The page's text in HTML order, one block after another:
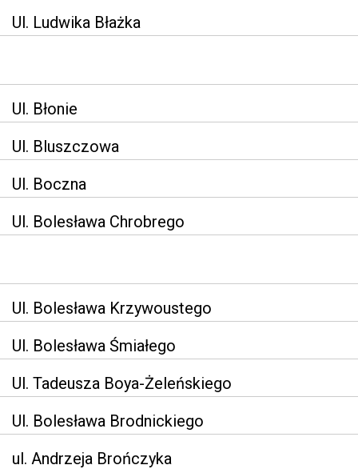
Ul. Ludwika Błażka
Ul. Błonie
Ul. Bluszczowa
Ul. Boczna
Ul. Bolesława Chrobrego
Ul. Bolesława Krzywoustego
Ul. Bolesława Śmiałego
Ul. Tadeusza Boya-Żeleńskiego
Ul. Bolesława Brodnickiego
ul. Andrzeja Brończyka